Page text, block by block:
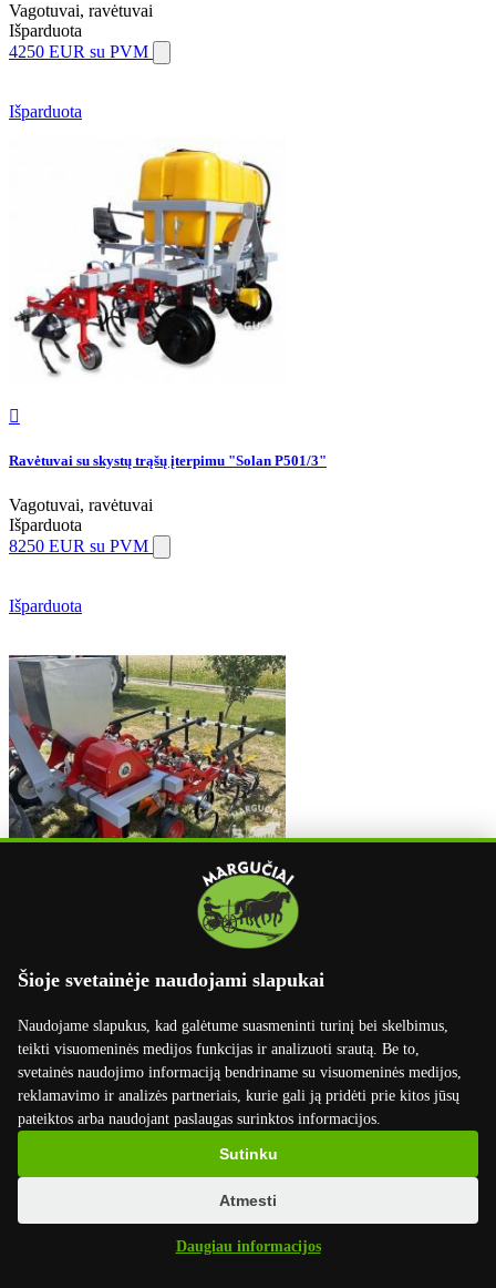
Šioje svetainėje naudojami slapukai
Naudojame slapukus, kad galėtume suasmeninti turinį bei skelbimus,
teikti visuomeninės medijos funkcijas ir analizuoti srautą. Be to,
svetainės naudojimo informaciją bendriname su visuomeninės medijos,
reklamavimo ir analizės partneriais, kurie gali ją pridėti prie kitos jūsų
pateiktos arba naudojant paslaugas surinktos informacijos.
Daugiau informacijos
Sutinku
Atmesti
Vagotuvai, ravėtuvai
Išparduota
4250 EUR su PVM
Išparduota

Ravėtuvai su skystų trąšų įterpimu "Solan P501/3"
Vagotuvai, ravėtuvai
Išparduota
8250 EUR su PVM
Išparduota
Išparduota
3500 EUR
su PVM
Išparduota